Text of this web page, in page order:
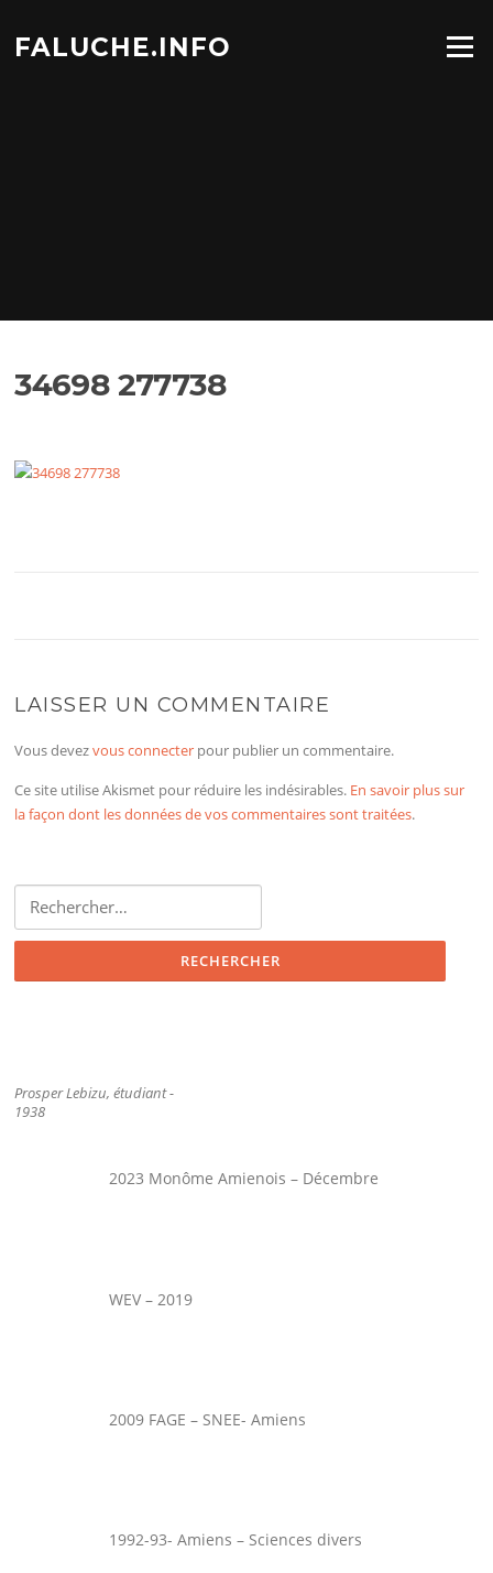
contenu
FALUCHE.INFO Menu
34698 277738
LAISSER UN COMMENTAIRE
Vous devezvous connecter pour publier un commentaire.
Ce site utilise Akismet pour réduire les indésirables. En savoir plus sur
la façon dont les données de vos commentaires sont traitées.
Rechercher :
Prosper Lebizu, étudiant -
1938
2023 Monôme Amienois – Décembre
WEV – 2019
2009 FAGE – SNEE- Amiens
1992-93- Amiens – Sciences divers